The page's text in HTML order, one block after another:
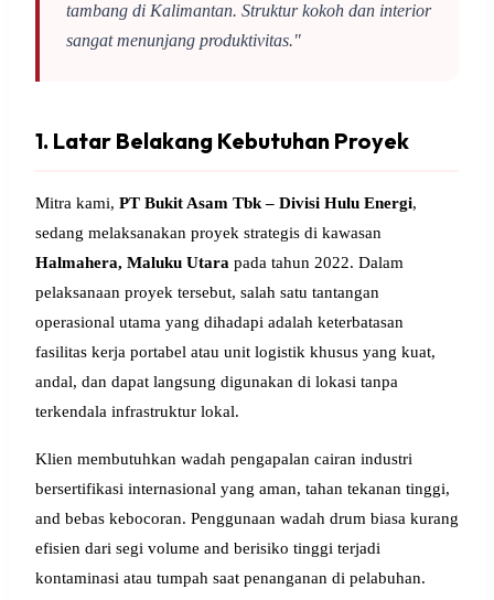
tambang di Kalimantan. Struktur kokoh dan interior
sangat menunjang produktivitas."
1. Latar Belakang Kebutuhan Proyek
Mitra kami, PT Bukit Asam Tbk – Divisi Hulu Energi,
sedang melaksanakan proyek strategis di kawasan
Halmahera, Maluku Utara pada tahun 2022. Dalam
pelaksanaan proyek tersebut, salah satu tantangan
operasional utama yang dihadapi adalah keterbatasan
fasilitas kerja portabel atau unit logistik khusus yang kuat,
andal, dan dapat langsung digunakan di lokasi tanpa
terkendala infrastruktur lokal.
Klien membutuhkan wadah pengapalan cairan industri
bersertifikasi internasional yang aman, tahan tekanan tinggi,
and bebas kebocoran. Penggunaan wadah drum biasa kurang
efisien dari segi volume and berisiko tinggi terjadi
kontaminasi atau tumpah saat penanganan di pelabuhan.